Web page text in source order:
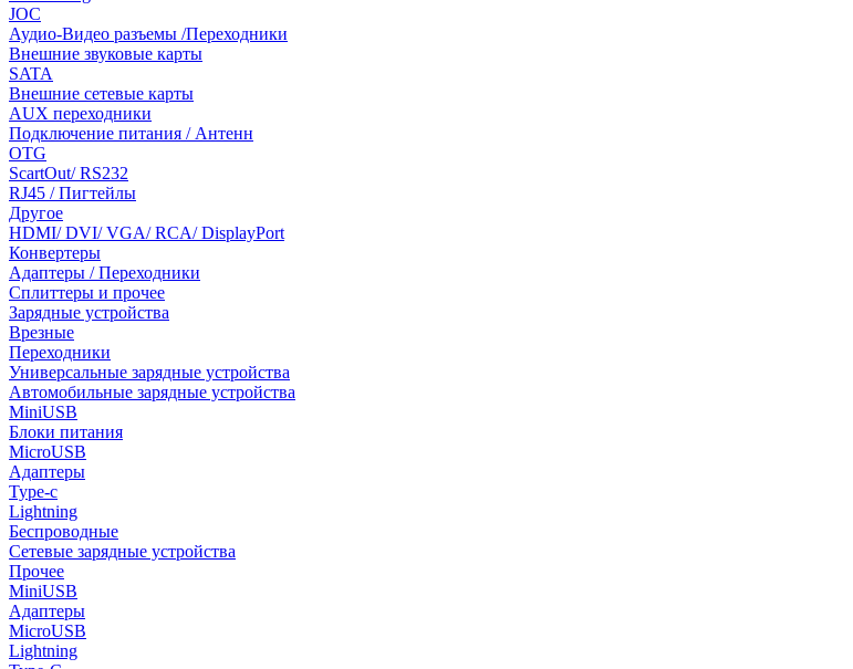
JOC
Аудио-Видео разъемы /Переходники
Внешние звуковые карты
SATA
Внешние сетевые карты
AUX переходники
Подключение питания / Антенн
OTG
ScartOut/ RS232
RJ45 / Пигтейлы
Другое
HDMI/ DVI/ VGA/ RCA/ DisplayPort
Конвертеры
Адаптеры / Переходники
Сплиттеры и прочее
Зарядные устройства
Врезные
Переходники
Универсальные зарядные устройства
Автомобильные зарядные устройства
MiniUSB
Блоки питания
MicroUSB
Адаптеры
Type-c
Lightning
Беспроводные
Сетевые зарядные устройства
Прочее
MiniUSB
Адаптеры
MicroUSB
Lightning